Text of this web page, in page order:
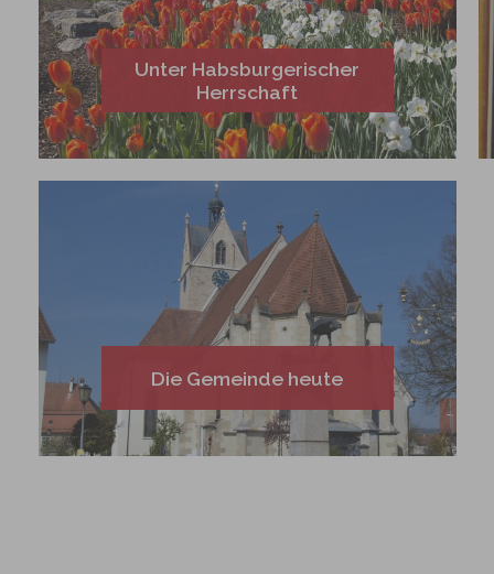
Unter Habsburgerischer
Herrschaft
Die Gemeinde heute